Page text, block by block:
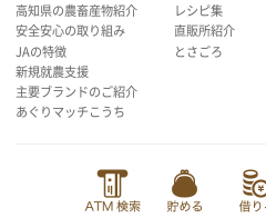
高知県の農畜産物紹介
安全安心の取り組み
JAの特徴
新規就農支援
主要ブランドのご紹介
あぐりマッチこうち
レシピ集
直販所紹介
とさごろ